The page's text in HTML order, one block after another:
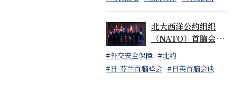
北大西洋公约组织
（NATO）首脑会谈
以及与各国首脑会议
等内容-第2天-
#外交安全保障 #北约
#日-芬兰首脑峰会 #日英首脑会谈